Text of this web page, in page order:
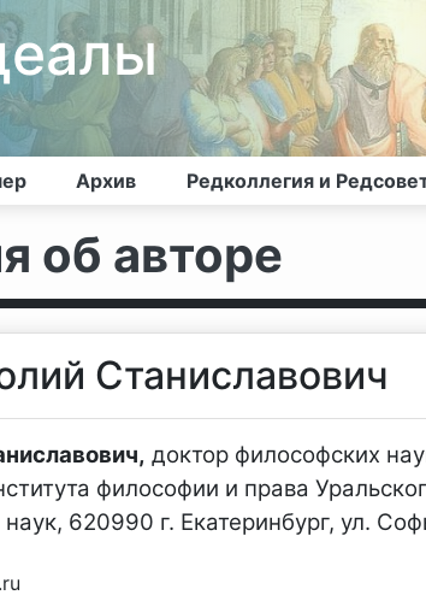
Архив Редколлегия и
об авторе
Станиславович
доктор философских
философии и права
620990 г. Екатеринбург, ул.